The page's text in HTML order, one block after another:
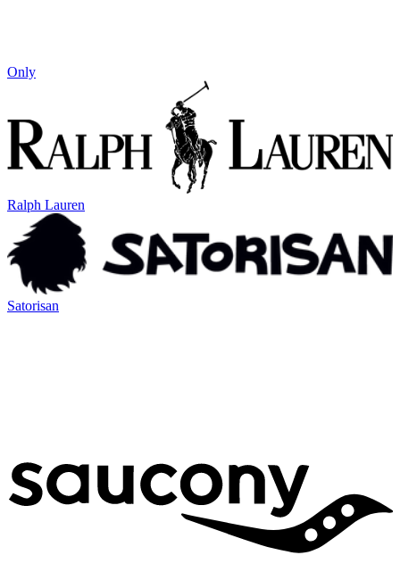
Only
Ralph Lauren
Satorisan